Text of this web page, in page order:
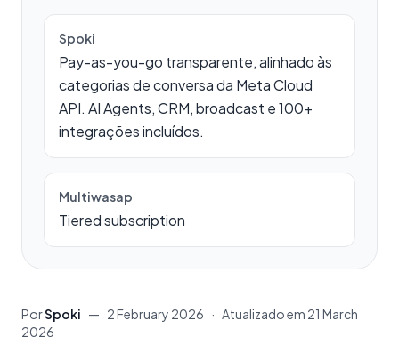
Spoki
Pay-as-you-go transparente, alinhado às
categorias de conversa da Meta Cloud
API. AI Agents, CRM, broadcast e 100+
integrações incluídos.
Multiwasap
Tiered subscription
PorSpoki — 2 February 2026 · Atualizado em 21 March
2026